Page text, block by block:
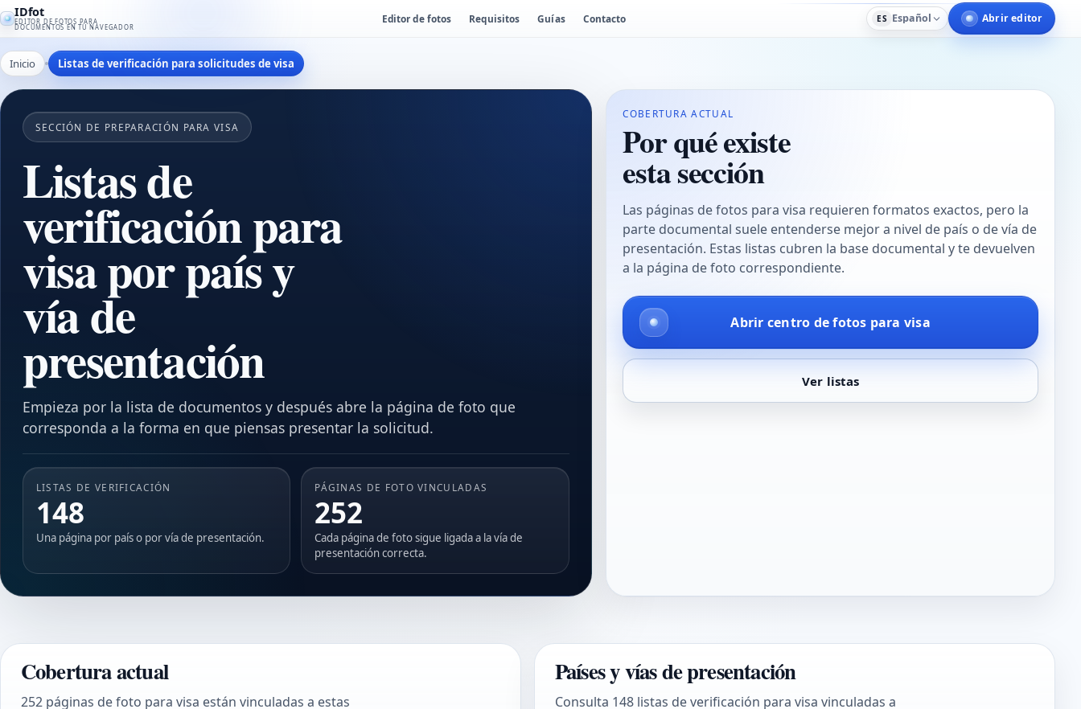
IDfot
EDITOR DE FOTOS PARA
DOCUMENTOS EN TU NAVEGADOR
Editor de fotos Requisitos Guías Contacto ES Español Abrir editor
Inicio Listas de verificación para solicitudes de visa
SECCIÓN DE PREPARACIÓN PARA VISA
Listas de
verificación para
visa por país y
vía de
presentación
Empieza por la lista de documentos y después abre la página de foto que
corresponda a la forma en que piensas presentar la solicitud.
LISTAS DE VERIFICACIÓN
148
Una página por país o por vía de presentación.
PÁGINAS DE FOTO VINCULADAS
252
Cada página de foto sigue ligada a la vía de
presentación correcta.
COBERTURA ACTUAL
Por qué existe
esta sección
Las páginas de fotos para visa requieren formatos exactos, pero la
parte documental suele entenderse mejor a nivel de país o de vía de
presentación. Estas listas cubren la base documental y te devuelven
a la página de foto correspondiente.
Abrir centro de fotos para visa
Ver listas
Cobertura actual
252 páginas de foto para visa están vinculadas a estas
Países y vías de presentación
Consulta 148 listas de verificación para visa vinculadas a